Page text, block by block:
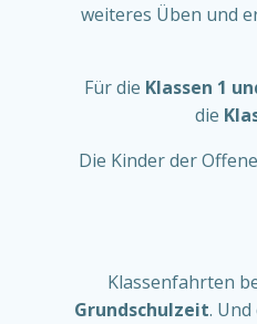
weiteres Üben und
Für die Klassen 1
die
Die Kinder der
Klassenfahrten
Grundschulzeit. Und